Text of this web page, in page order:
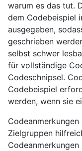
warum es das tut.
dem Codebeispiel
ausgegeben,
geschrieben
selbst schwer
für vollständige
Codeschnipsel.
Codebeispiel
werden, wenn sie
Zielgruppen